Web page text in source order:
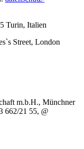
Turin, Italien
Street, London
m.b.H., Münchner
662/21 55, @